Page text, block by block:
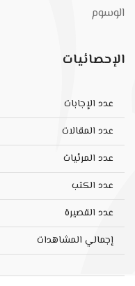
الوسوم
الإحصائيات
عدد الإجابات
عدد المقالات
عدد المرئيات
عدد الكتب
عدد القصيرة
إجمالي المشاهدات